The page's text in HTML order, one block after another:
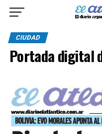
CIUDAD
Portada digital